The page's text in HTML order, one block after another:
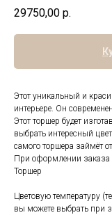
29750,00 р.
Этот уникальный и
интерьере. Он
Этот торшер будет
выбрать интересный
самого торшера займёт
При оформлении заказа
Торшер
Цветовую температуру
вы можете выбрать при